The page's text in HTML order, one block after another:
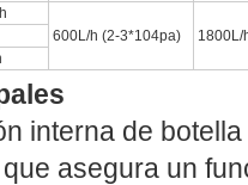
600L/h (2-3*104pa)
1800L/
interna de
asegura un